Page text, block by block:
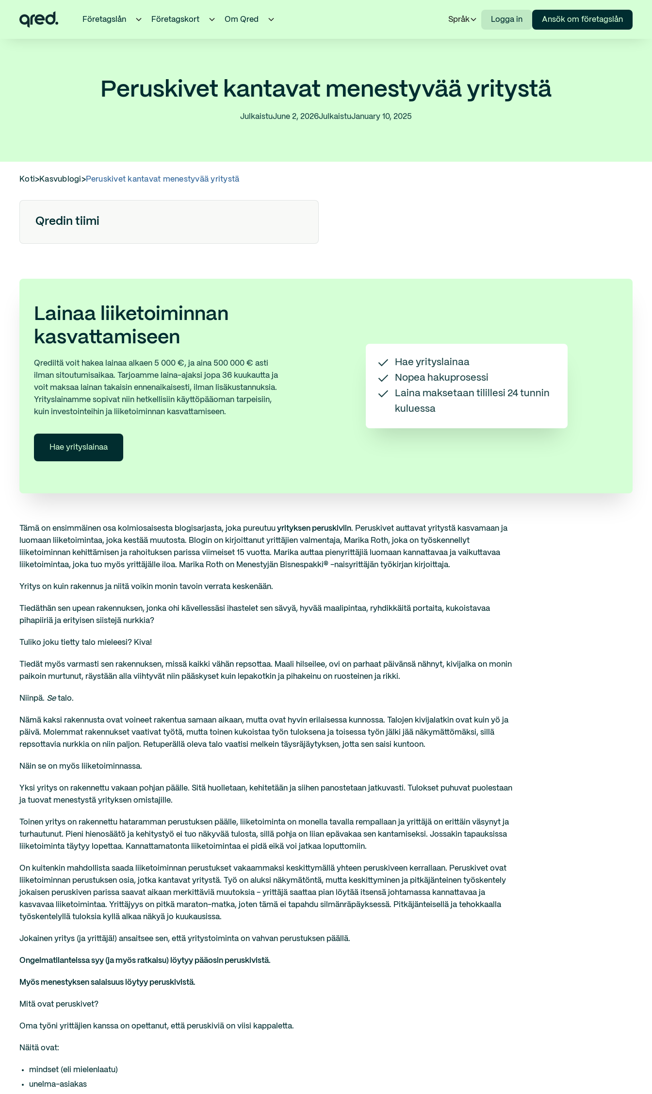
Företagslån Företagskort Om Qred Språk Logga in Ansök om företagslån
Peruskivet kantavat menestyvää yritystä
JulkaistuJune 2, 2026JulkaistuJanuary 10, 2025
Koti>Kasvublogi>Peruskivet kantavat menestyvää yritystä
Qredin tiimi
Lainaa liiketoiminnan
kasvattamiseen
Qrediltä voit hakea lainaa alkaen 5 000 €, ja aina 500 000 € asti
ilman sitoutumisaikaa. Tarjoamme laina-ajaksi jopa 36 kuukautta ja
voit maksaa lainan takaisin ennenaikaisesti, ilman lisäkustannuksia.
Yrityslainamme sopivat niin hetkellisiin käyttöpääoman tarpeisiin,
kuin investointeihin ja liiketoiminnan kasvattamiseen.
Hae yrityslainaa
Hae yrityslainaa
Nopea hakuprosessi
Laina maksetaan tilillesi 24 tunnin
kuluessa
Tämä on ensimmäinen osa kolmiosaisesta blogisarjasta, joka pureutuu yrityksen peruskiviin. Peruskivet auttavat yritystä kasvamaan ja
luomaan liiketoimintaa, joka kestää muutosta. Blogin on kirjoittanut yrittäjien valmentaja, Marika Roth, joka on työskennellyt
liiketoiminnan kehittämisen ja rahoituksen parissa viimeiset 15 vuotta. Marika auttaa pienyrittäjiä luomaan kannattavaa ja vaikuttavaa
liiketoimintaa, joka tuo myös yrittäjälle iloa. Marika Roth on Menestyjän Bisnespakki® -naisyrittäjän työkirjan kirjoittaja.
Yritys on kuin rakennus ja niitä voikin monin tavoin verrata keskenään.
Tiedäthän sen upean rakennuksen, jonka ohi kävellessäsi ihastelet sen sävyä, hyvää maalipintaa, ryhdikkäitä portaita, kukoistavaa
pihapiiriä ja erityisen siistejä nurkkia?
Tuliko joku tietty talo mieleesi? Kiva!
Tiedät myös varmasti sen rakennuksen, missä kaikki vähän repsottaa. Maali hilseilee, ovi on parhaat päivänsä nähnyt, kivijalka on monin
paikoin murtunut, räystään alla viihtyvät niin pääskyset kuin lepakotkin ja pihakeinu on ruosteinen ja rikki.
Niinpä. Se talo.
Nämä kaksi rakennusta ovat voineet rakentua samaan aikaan, mutta ovat hyvin erilaisessa kunnossa. Talojen kivijalatkin ovat kuin yö ja
päivä. Molemmat rakennukset vaativat työtä, mutta toinen kukoistaa työn tuloksena ja toisessa työn jälki jää näkymättömäksi, sillä
repsottavia nurkkia on niin paljon. Retuperällä oleva talo vaatisi melkein täysräjäytyksen, jotta sen saisi kuntoon.
Näin se on myös liiketoiminnassa.
Yksi yritys on rakennettu vakaan pohjan päälle. Sitä huolletaan, kehitetään ja siihen panostetaan jatkuvasti. Tulokset puhuvat puolestaan
ja tuovat menestystä yrityksen omistajille.
Toinen yritys on rakennettu hataramman perustuksen päälle, liiketoiminta on monella tavalla rempallaan ja yrittäjä on erittäin väsynyt ja
turhautunut. Pieni hienosäätö ja kehitystyö ei tuo näkyvää tulosta, sillä pohja on liian epävakaa sen kantamiseksi. Jossakin tapauksissa
liiketoiminta täytyy lopettaa. Kannattamatonta liiketoimintaa ei pidä eikä voi jatkaa loputtomiin.
On kuitenkin mahdollista saada liiketoiminnan perustukset vakaammaksi keskittymällä yhteen peruskiveen kerrallaan. Peruskivet ovat
liiketoiminnan perustuksen osia, jotka kantavat yritystä. Työ on aluksi näkymätöntä, mutta keskittyminen ja pitkäjänteinen työskentely
jokaisen peruskiven parissa saavat aikaan merkittäviä muutoksia - yrittäjä saattaa pian löytää itsensä johtamassa kannattavaa ja
kasvavaa liiketoimintaa. Yrittäjyys on pitkä maraton-matka, joten tämä ei tapahdu silmänräpäyksessä. Pitkäjänteisellä ja tehokkaalla
työskentelyllä tuloksia kyllä alkaa näkyä jo kuukausissa.
Jokainen yritys (ja yrittäjä!) ansaitsee sen, että yritystoiminta on vahvan perustuksen päällä.
Ongelmatilanteissa syy (ja myös ratkaisu) löytyy pääosin peruskivistä.
Myös menestyksen salaisuus löytyy peruskivistä.
Mitä ovat peruskivet?
Oma työni yrittäjien kanssa on opettanut, että peruskiviä on viisi kappaletta.
Näitä ovat:
mindset (eli mielenlaatu)
unelma-asiakas